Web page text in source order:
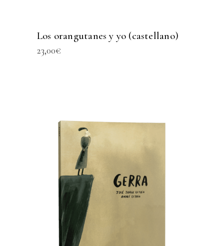
Los orangutanes y yo (castellano)
23,00€